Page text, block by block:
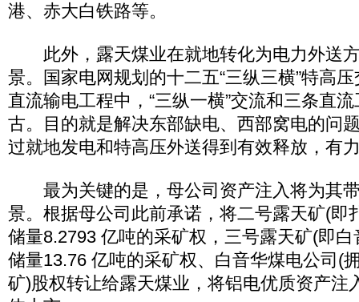
港、赤大白铁路等。
此外，露天煤业在就地转化为电力外送
景。国家电网规划的十二五“三纵三横”特高
直流输电工程中，“三纵一横”交流和三条直
古。目的就是解决东部缺电、西部窝电的问
过就地发电和特高压外送得到有效释放，有
最为关键的是，母公司资产注入将为其
景。根据母公司此前承诺，将二号露天矿(即
储量8.2793 亿吨的采矿权，三号露天矿(即
储量13.76 亿吨的采矿权、白音华煤电公司(
矿)股权转让给露天煤业，将铝电优质资产注